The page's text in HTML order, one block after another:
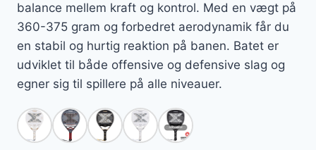
balance mellem kraft og kontrol. Med en vægt på
360-375 gram og forbedret aerodynamik får du
en stabil og hurtig reaktion på banen. Batet er
udviklet til både offensive og defensive slag og
egner sig til spillere på alle niveauer.